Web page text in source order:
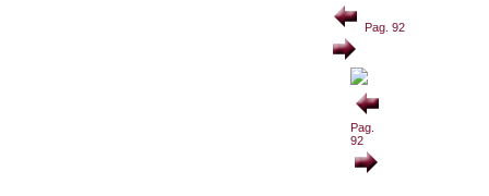
Pag. 92
Pag.
92